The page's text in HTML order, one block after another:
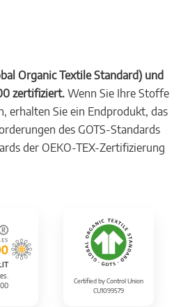
Organic Textile Standard) und
zertifiziert. Wenn Sie Ihre Stoffe
erhalten Sie ein Endprodukt, das
des GOTS-Standards
der OEKO-TEX-Zertifizierung
Certified by Control Union
CU1099579